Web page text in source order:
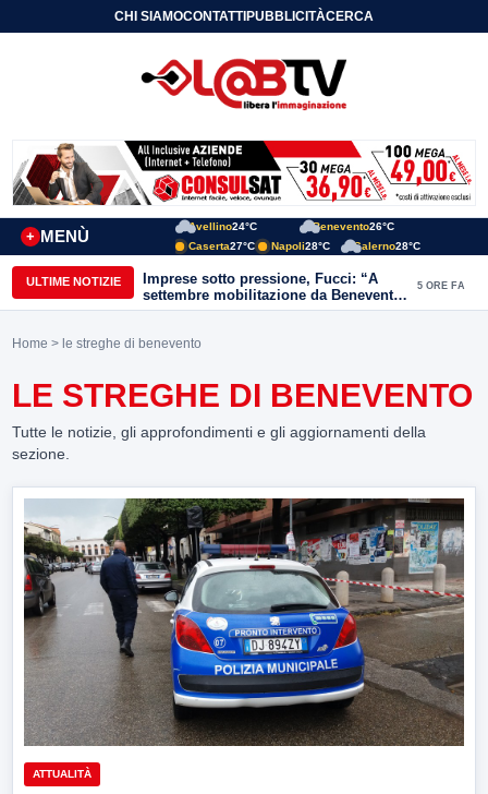
CHI SIAMOCONTATTIPUBBLICITÀCERCA
MENÙ
+
Avellino24°C Benevento26°C
Caserta27°C Napoli28°C Salerno28°C
ULTIME NOTIZIE
Imprese sotto pressione, Fucci: “A
settembre mobilitazione da Benevento
e Avellino”
5 ORE FA
Home > le streghe di benevento
LE STREGHE DI BENEVENTO
Tutte le notizie, gli approfondimenti e gli aggiornamenti della
sezione.
ATTUALITÀ